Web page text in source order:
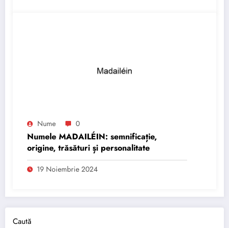
Nume 0
Numele MADAILÉIN: semnificație,
origine, trăsături și personalitate
19 Noiembrie 2024
Caută